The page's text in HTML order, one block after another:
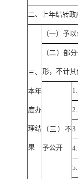
二、上年结转
三、
本年
度办
理结
果
（一）予
（二）部
形，不计其
（三）不
予公开
1.
2.
3.
4.
5.